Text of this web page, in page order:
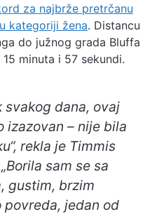
za najbrže pretrčanu
kategoriji žena. Distancu
do južnog grada Bluffa
minuta i 57 sekundi.
svakog dana, ovaj
izazovan – nije bila
rekla je Timmis
sam se sa
gustim, brzim
povreda, jedan od